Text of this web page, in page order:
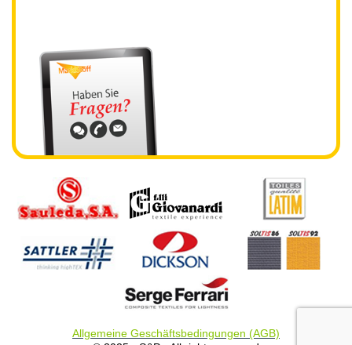
Allgemeine Geschäftsbedingungen (AGB)